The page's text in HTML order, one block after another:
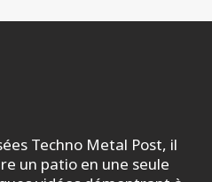
Techno Metal Post, il
un patio en une seule